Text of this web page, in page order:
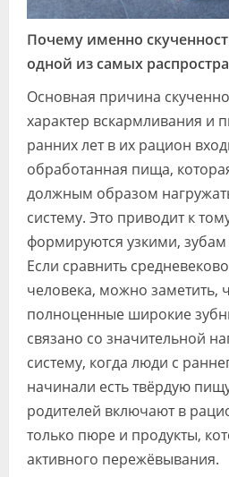
Почему именно
одной из самых
Основная причина
характер вскармливания и
ранних лет в их рацион
обработанная пища,
должным образом
систему. Это приводит к
формируются узкими, зубам
Если сравнить
человека, можно заметить,
полноценные широкие
связано со значительной
систему, когда люди с
начинали есть твёрдую
родителей включают в
только пюре и продукты,
активного пережёвывания.